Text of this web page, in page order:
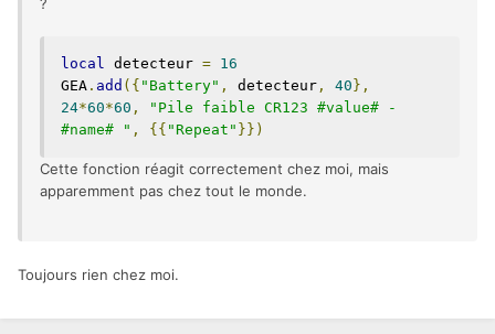
?
local detecteur = 16
GEA . add ({ "Battery" , detecteur , 40 },
24*60*60 ,
"Pile faible CR123 #value# -
#name# " , {{ "Repeat" }})
Cette fonction réagit correctement chez moi, mais
apparemment pas chez tout le monde.
Toujours rien chez moi.